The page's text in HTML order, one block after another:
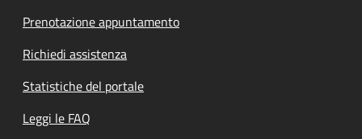
Prenotazione appuntamento
Richiedi assistenza
Statistiche del portale
Leggi le FAQ